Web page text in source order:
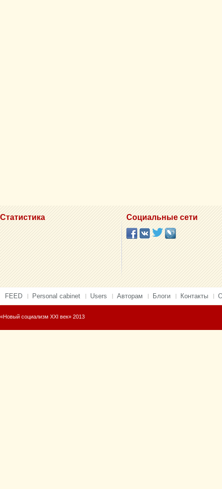
Статистика Социальные сети
FEED Personal cabinet Users Авторам Блоги Контакты
«Новый социализм XXI век» 2013